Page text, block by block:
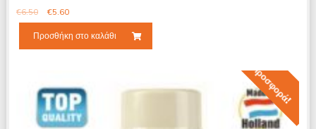
€6.50 €5.60
Προσθήκη στο καλάθι
Προσφορά!